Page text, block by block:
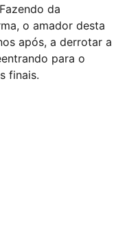
da
o amador desta
após, a derrotar a
para o
finais.